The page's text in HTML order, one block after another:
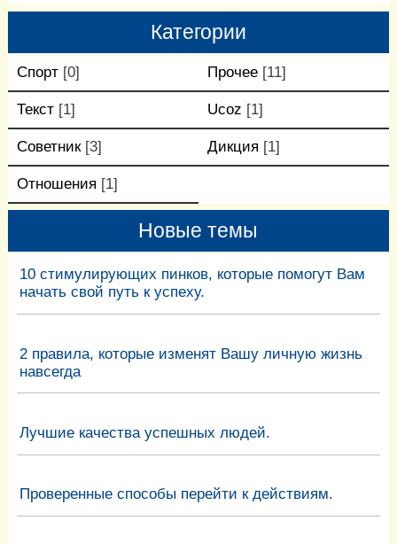
Категории
Спорт [0] Прочее [11]
Текст [1] Ucoz [1]
Советник [3] Дикция [1]
Отношения [1]
Новые темы
10 стимулирующих пинков, которые помогут Вам
начать свой путь к успеху.
2 правила, которые изменят Вашу личную жизнь
навсегда
Лучшие качества успешных людей.
Проверенные способы перейти к действиям.